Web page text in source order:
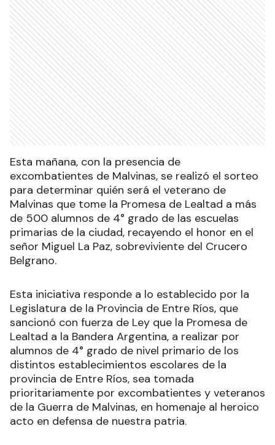
Esta mañana, con la presencia de
excombatientes de Malvinas, se realizó el sorteo
para determinar quién será el veterano de
Malvinas que tome la Promesa de Lealtad a más
de 500 alumnos de 4° grado de las escuelas
primarias de la ciudad, recayendo el honor en el
señor Miguel La Paz, sobreviviente del Crucero
Belgrano.
Esta iniciativa responde a lo establecido por la
Legislatura de la Provincia de Entre Ríos, que
sancionó con fuerza de Ley que la Promesa de
Lealtad a la Bandera Argentina, a realizar por
alumnos de 4° grado de nivel primario de los
distintos establecimientos escolares de la
provincia de Entre Ríos, sea tomada
prioritariamente por excombatientes y veteranos
de la Guerra de Malvinas, en homenaje al heroico
acto en defensa de nuestra patria.